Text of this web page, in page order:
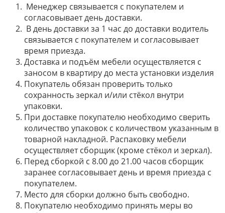
Менеджер связывается с покупателем и
согласовывает день доставки.
В день доставки за 1 час до доставки водитель
связывается с покупателем и согласовывает
время приезда.
Доставка и подъём мебели осуществляется с
заносом в квартиру до места установки изделия
Покупатель обязан проверить только
сохранность зеркал и/или стёкол внутри
упаковки.
При доставке покупателю необходимо сверить
количество упаковок с количеством указанным в
товарной накладной. Распаковку мебели
осуществляет сборщик (кроме стёкол и зеркал).
Перед сборкой с 8.00 до 21.00 часов сборщик
заранее согласовывает день и время приезда с
покупателем.
Место для сборки должно быть свободно.
Покупателю необходимо принять меры во